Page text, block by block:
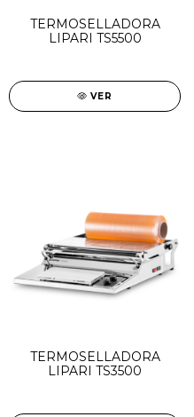
TERMOSELLADORA
LIPARI TS5500
VER
TERMOSELLADORA
LIPARI TS3500